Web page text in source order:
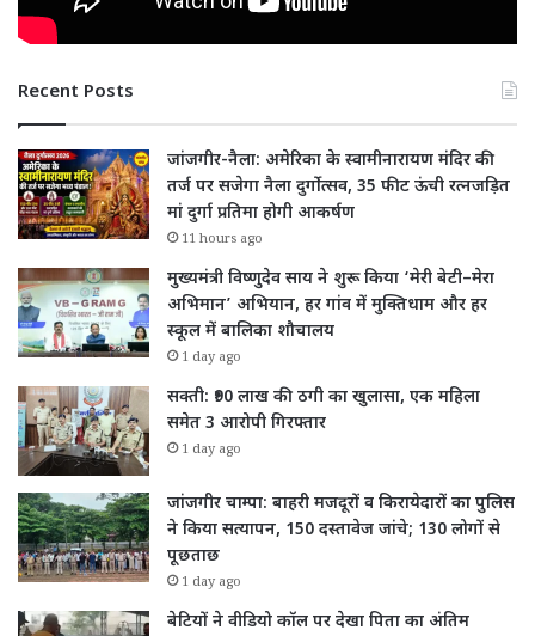
Recent Posts
जांजगीर-नैला: अमेरिका के स्वामीनारायण मंदिर की
तर्ज पर सजेगा नैला दुर्गोत्सव, 35 फीट ऊंची रत्नजड़ित
मां दुर्गा प्रतिमा होगी आकर्षण
11 hours ago
मुख्यमंत्री विष्णुदेव साय ने शुरू किया ‘मेरी बेटी–मेरा
अभिमान’ अभियान, हर गांव में मुक्तिधाम और हर
स्कूल में बालिका शौचालय
1 day ago
सक्ती: ₹90 लाख की ठगी का खुलासा, एक महिला
समेत 3 आरोपी गिरफ्तार
1 day ago
जांजगीर चाम्पा: बाहरी मजदूरों व किरायेदारों का पुलिस
ने किया सत्यापन, 150 दस्तावेज जांचे; 130 लोगों से
पूछताछ
1 day ago
बेटियों ने वीडियो कॉल पर देखा पिता का अंतिम